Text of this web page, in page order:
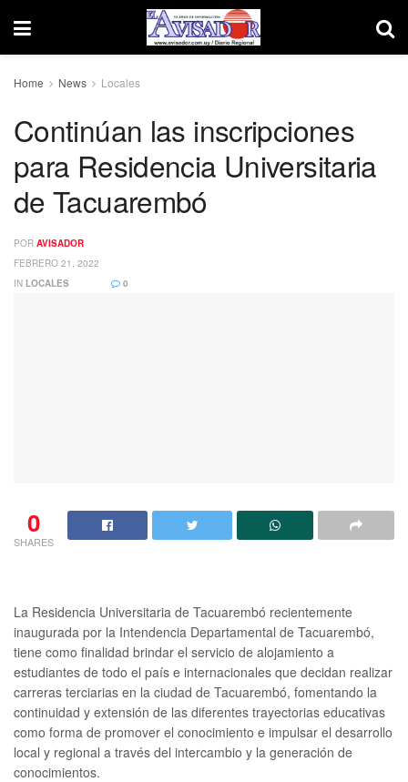
Home News Locales
Continúan las inscripciones
para Residencia Universitaria
de Tacuarembó
POR AVISADOR
FEBRERO 21, 2022
IN LOCALES 0
0
SHARES
La Residencia Universitaria de Tacuarembó recientemente
inaugurada por la Intendencia Departamental de Tacuarembó,
tiene como finalidad brindar el servicio de alojamiento a
estudiantes de todo el país e internacionales que decidan realizar
carreras terciarias en la ciudad de Tacuarembó, fomentando la
continuidad y extensión de las diferentes trayectorias educativas
como forma de promover el conocimiento e impulsar el desarrollo
local y regional a través del intercambio y la generación de
conocimientos.